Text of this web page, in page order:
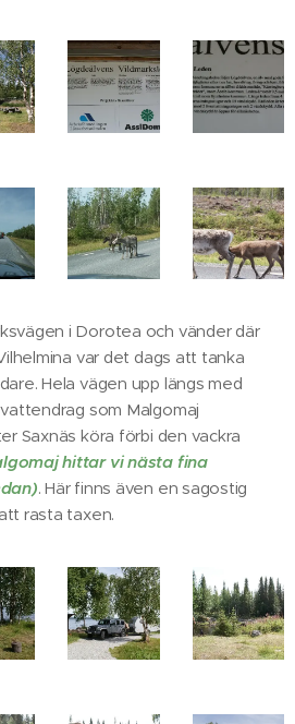
i Dorotea och vänder där
var det dags att tanka
Hela vägen upp längs med
som Malgomaj
Saxnäs köra förbi den vackra
hittar vi nästa fina
. Här finns även en sagostig
rasta taxen.